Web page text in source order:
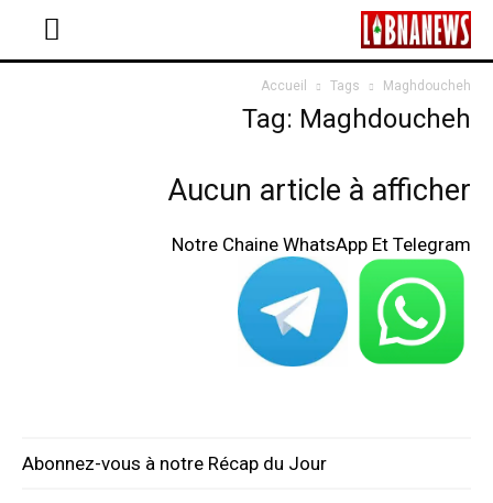
Accueil Tags Maghdoucheh
Tag: Maghdoucheh
Aucun article à afficher
Notre Chaine WhatsApp Et Telegram
Abonnez-vous à notre Récap du Jour